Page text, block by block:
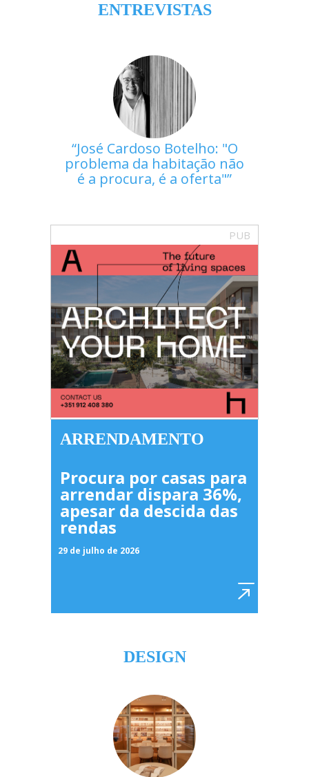
ENTREVISTAS
José Cardoso Botelho: "O
problema da habitação não
é a procura, é a oferta"
PUB
ARRENDAMENTO
Procura por casas para
arrendar dispara 36%,
apesar da descida das
rendas
29 de julho de 2026
DESIGN